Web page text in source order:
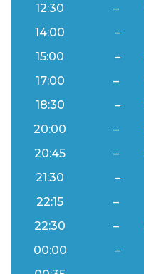
12:30
–
14:00
–
15:00
–
17:00
–
18:30
–
20:00
–
20:45
–
21:30
–
22:15
–
22:30
–
00:00
–